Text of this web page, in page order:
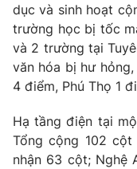
VTV4
VTV9
Liên hệ tòa soạn
dục và sinh hoạt
trường học bị tốc
và 2 trường tại
văn hóa bị hư
4 điểm, Phú Thọ 1
Hạ tầng điện tại
Tổng cộng 102
nhận 63 cột; Nghệ